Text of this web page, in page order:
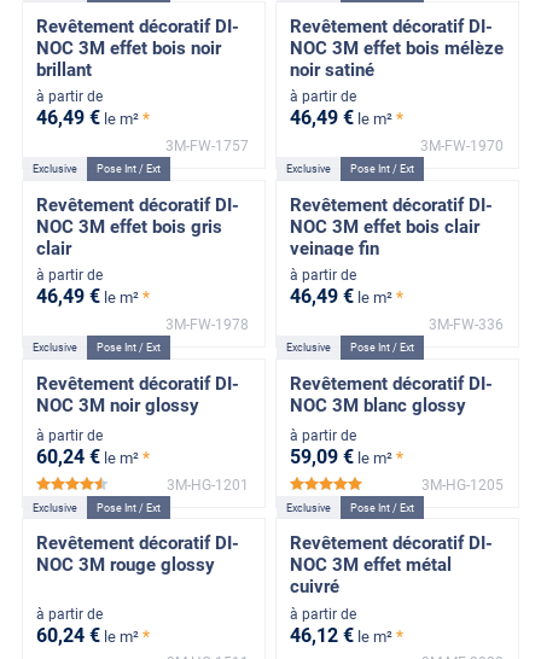
Revêtement décoratif DI-
NOC 3M effet bois noir
brillant
à partir de
46,49 € le m² *
3M-FW-1757
Revêtement décoratif DI-
NOC 3M effet bois mélèze
noir satiné
à partir de
46,49 € le m² *
3M-FW-1970
Exclusive Pose Int / Ext
Revêtement décoratif DI-
NOC 3M effet bois gris
clair
à partir de
46,49 € le m² *
3M-FW-1978
Exclusive Pose Int / Ext
Revêtement décoratif DI-
NOC 3M effet bois clair
veinage fin
à partir de
46,49 € le m² *
3M-FW-336
Exclusive Pose Int / Ext
Revêtement décoratif DI-
NOC 3M noir glossy
à partir de
60,24 € le m² *
*****
3M-HG-1201
Exclusive Pose Int / Ext
Revêtement décoratif DI-
NOC 3M blanc glossy
à partir de
59,09 € le m² *
3M-HG-1205
Exclusive Pose Int / Ext
Revêtement décoratif DI-
NOC 3M rouge glossy
à partir de
60,24 € le m² *
Exclusive Pose Int / Ext
Revêtement décoratif DI-
NOC 3M effet métal
cuivré
à partir de
46,12 € le m² *